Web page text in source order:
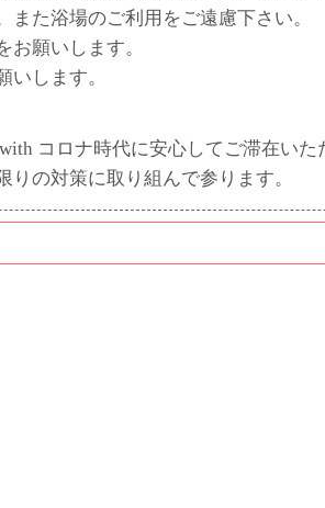
た浴場のご利用をご遠慮下さい。
お願いします。
いします。
コロナ時代に安心してご滞在いた
の対策に取り組んで参ります。